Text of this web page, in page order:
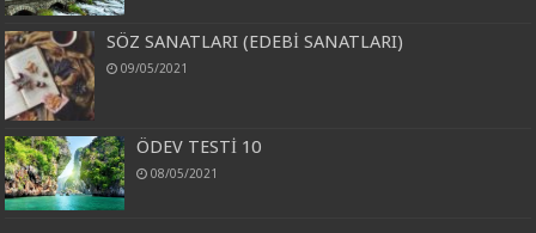
SÖZ SANATLARI (EDEBİ SANATLARI)
09/05/2021
ÖDEV TESTİ 10
08/05/2021